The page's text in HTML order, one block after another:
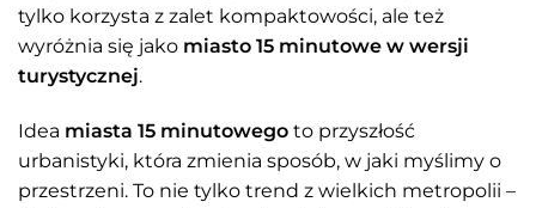
tylko korzysta z zalet kompaktowości, ale też
wyróżnia się jako miasto 15 minutowe w wersji
turystycznej.
Idea miasta 15 minutowego to przyszłość
urbanistyki, która zmienia sposób, w jaki myślimy o
przestrzeni. To nie tylko trend z wielkich metropolii –